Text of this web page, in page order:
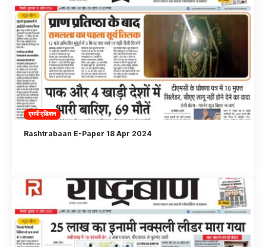
एमपी एडिशन
Rashtrabaan E-Paper 18 Apr 2024